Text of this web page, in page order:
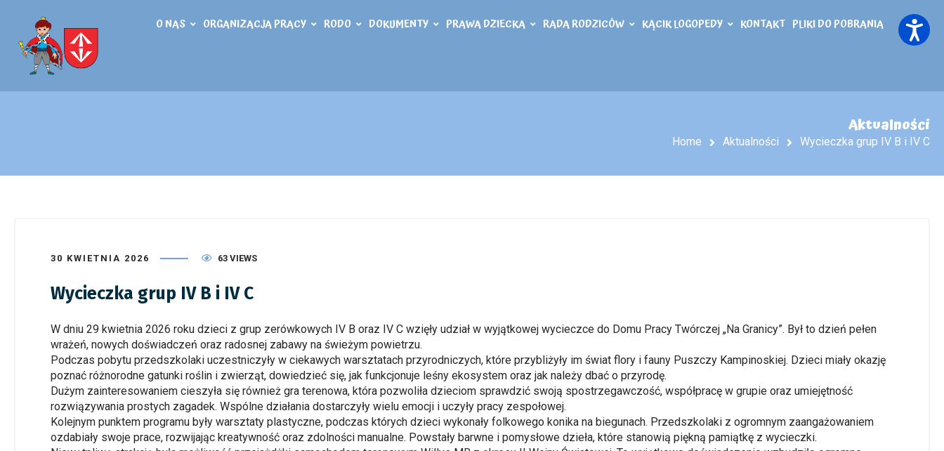
O NAS ORGANIZACJA PRACY RODO DOKUMENTY PRAWA DZIECKA RADA RODZICÓW KĄCIK LOGOPEDY KONTAKT PLIKI DO POBRANIA
Aktualności
Home Aktualności Wycieczka grup IV B i IV C
30 KWIETNIA 2026 63 VIEWS
Wycieczka grup IV B i IV C
W dniu 29 kwietnia 2026 roku dzieci z grup zerówkowych IV B oraz IV C wzięły udział w wyjątkowej wycieczce do Domu Pracy Twórczej „Na Granicy”. Był to dzień pełen
wrażeń, nowych doświadczeń oraz radosnej zabawy na świeżym powietrzu.
Podczas pobytu przedszkolaki uczestniczyły w ciekawych warsztatach przyrodniczych, które przybliżyły im świat flory i fauny Puszczy Kampinoskiej. Dzieci miały okazję
poznać różnorodne gatunki roślin i zwierząt, dowiedzieć się, jak funkcjonuje leśny ekosystem oraz jak należy dbać o przyrodę.
Dużym zainteresowaniem cieszyła się również gra terenowa, która pozwoliła dzieciom sprawdzić swoją spostrzegawczość, współpracę w grupie oraz umiejętność
rozwiązywania prostych zagadek. Wspólne działania dostarczyły wielu emocji i uczyły pracy zespołowej.
Kolejnym punktem programu były warsztaty plastyczne, podczas których dzieci wykonały folkowego konika na biegunach. Przedszkolaki z ogromnym zaangażowaniem
ozdabiały swoje prace, rozwijając kreatywność oraz zdolności manualne. Powstały barwne i pomysłowe dzieła, które stanowią piękną pamiątkę z wycieczki.